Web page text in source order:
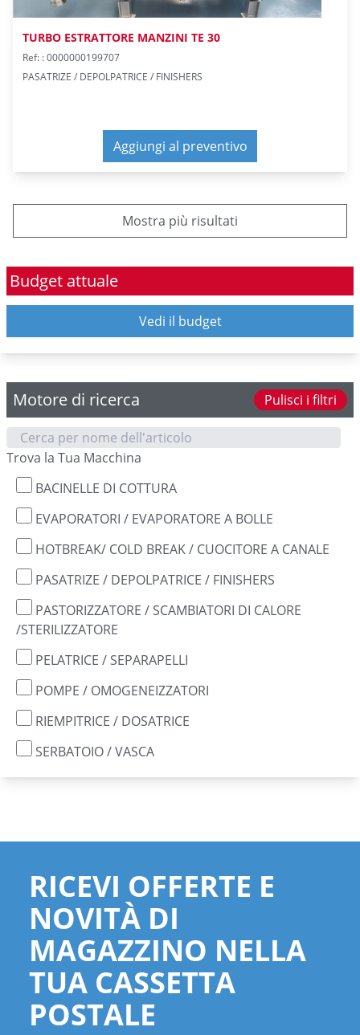
Budget attuale
Vedi il budget
Motore di ricerca Pulisci i filtri
Trova la Tua Macchina
BACINELLE DI COTTURA
EVAPORATORI / EVAPORATORE A BOLLE
HOTBREAK/ COLD BREAK / CUOCITORE A CANALE
PASATRIZE / DEPOLPATRICE / FINISHERS
PASTORIZZATORE / SCAMBIATORI DI CALORE
/STERILIZZATORE
PELATRICE / SEPARAPELLI
POMPE / OMOGENEIZZATORI
RIEMPITRICE / DOSATRICE
SERBATOIO / VASCA
TURBO ESTRATTORE MANZINI TE 30
Ref: : 0000000199707
PASATRIZE / DEPOLPATRICE / FINISHERS
Aggiungi al preventivo
Mostra più risultati
RICEVI OFFERTE E
NOVITÀ DI
MAGAZZINO NELLA
TUA CASSETTA
POSTALE